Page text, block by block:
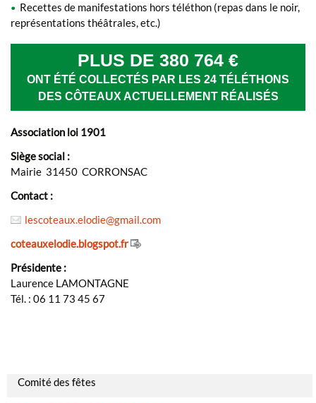
• Recettes de manifestations hors téléthon (repas dans le noir,
représentations théâtrales, etc.)
PLUS DE 380 764 €
ONT ÉTÉ COLLECTÉS PAR LES 24 TÉLÉTHONS
DES CÔTEAUX ACTUELLEMENT RÉALISÉS
Association loi 1901
Siège social :
Mairie 31450 CORRONSAC
Contact :
lescoteaux.elodie@gmail.com
coteauxelodie.blogspot.fr
Présidente :
Laurence LAMONTAGNE
Tél. : 06 11 73 45 67
Comité des fêtes